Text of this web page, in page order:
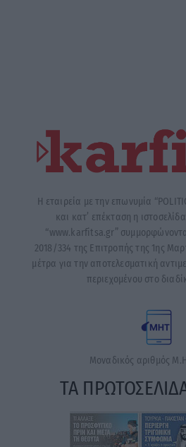
Η εταιρεία με την επωνυμία
και κατ’ επέκταση η
“www.karfitsa.gr”
2018/334 της Επιτροπής της 1ης
μέτρα για την αποτελεσματική
περιεχομένου στο
Μοναδικός αριθμός
ΤΑ